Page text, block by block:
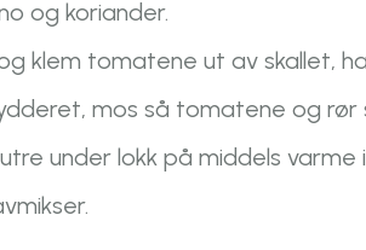
og koriander.
klem tomatene ut av skallet, ha
mos så tomatene og rør
under lokk på middels varme